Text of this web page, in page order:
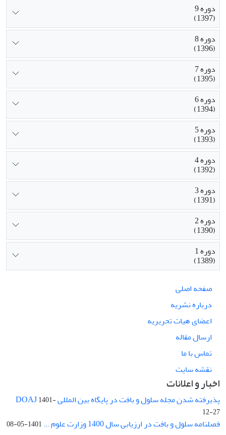
دوره 9
(1397)
دوره 8
(1396)
دوره 7
(1395)
دوره 6
(1394)
دوره 5
(1393)
دوره 4
(1392)
دوره 3
(1391)
دوره 2
(1390)
دوره 1
(1389)
صفحه اصلی
درباره نشریه
اعضای هیات تحریریه
ارسال مقاله
تماس با ما
نقشه سایت
اخبار و اعلانات
پذیرفته شدن مجله سلول و بافت در پایگاه بین المللی DOAJ1401-
12-27
فصلنامه سلول و بافت در ارزیابی سال 1400 وزارت علوم ... 1401-05-08